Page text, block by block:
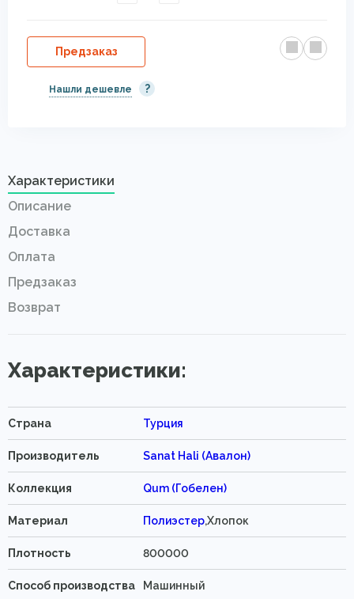
Предзаказ
Нашли дешевле ?
Характеристики
Описание
Доставка
Оплата
Предзаказ
Возврат
Характеристики:
Страна Турция
Производитель Sanat Hali (Авалон)
Коллекция Qum (Гобелен)
Материал Полиэстер,Хлопок
Плотность 800000
Способ производства Машинный